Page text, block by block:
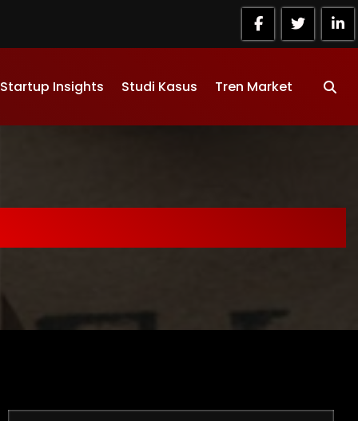
Startup Insights Studi Kasus Tren Market